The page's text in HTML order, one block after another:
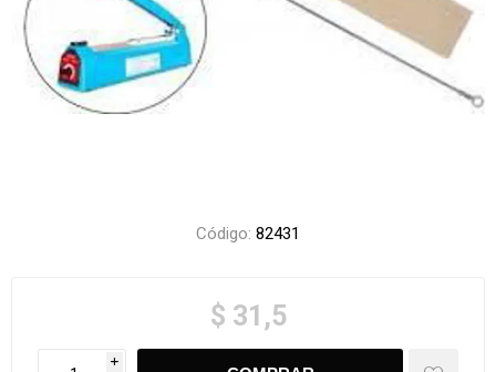
Código: 82431
$ 31,5
i